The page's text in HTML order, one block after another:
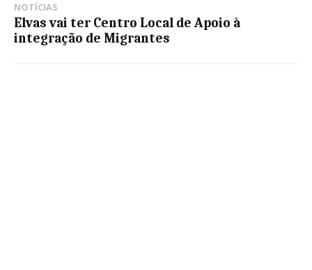
NOTÍCIAS
Elvas vai ter Centro Local de Apoio à
integração de Migrantes